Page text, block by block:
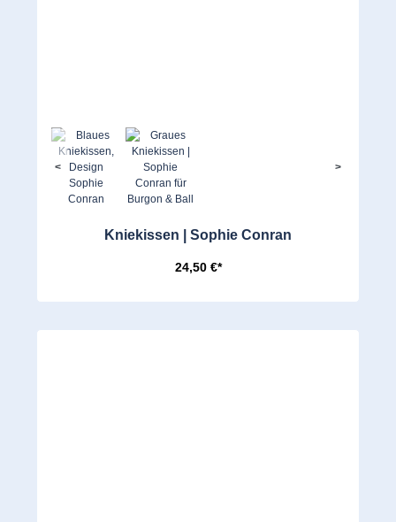
< >
Kniekissen | Sophie Conran
24,50 €*